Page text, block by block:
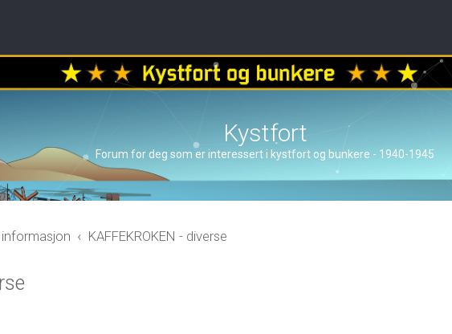
Kystfort
Forum for deg som er interessert i kystfort og bunkere - 1940-1945
informasjon KAFFEKROKEN - diverse